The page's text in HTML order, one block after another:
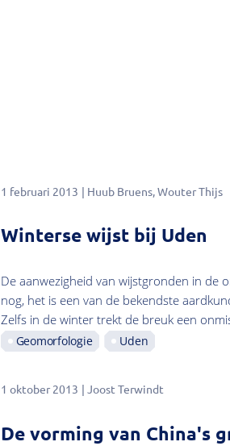
1 februari 2013 Huub Bruens Wouter Thijs
Winterse wijst bij Uden
De aanwezigheid van wijstgronden in de
nog, het is een van de bekendste
Zelfs in de winter trekt de breuk een
Geomorfologie Uden
1 oktober 2013 Joost Terwindt
De vorming van China's